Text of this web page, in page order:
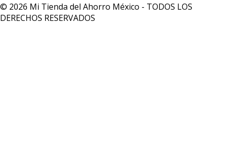
© 2026 Mi Tienda del Ahorro México - TODOS LOS
DERECHOS RESERVADOS